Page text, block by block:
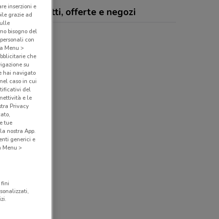
Corsetti, offerte e negozi
inserzioni e
grazie ad
bisogno del
con
Menu >
che
su
hai navigato
caso in cui
del
e le
Privacy
tue
nostra App.
generici e
Menu >
fini